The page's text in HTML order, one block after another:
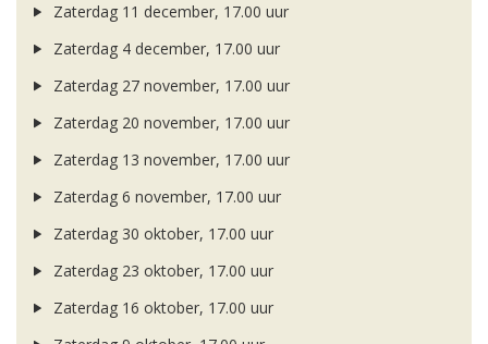
Zaterdag 11 december, 17.00 uur
Zaterdag 4 december, 17.00 uur
Zaterdag 27 november, 17.00 uur
Zaterdag 20 november, 17.00 uur
Zaterdag 13 november, 17.00 uur
Zaterdag 6 november, 17.00 uur
Zaterdag 30 oktober, 17.00 uur
Zaterdag 23 oktober, 17.00 uur
Zaterdag 16 oktober, 17.00 uur